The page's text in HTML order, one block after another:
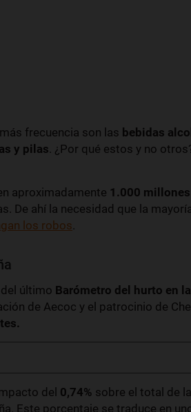
frecuencia son las bebidas
y pilas. ¿Por qué estos y no
aproximadamente 1.000
De ahí la necesidad que la
los robos.
último Barómetro del hurto en
de Aecoc y el patrocinio de
del 0,74% sobre el total de
Este porcentaje se traduce en